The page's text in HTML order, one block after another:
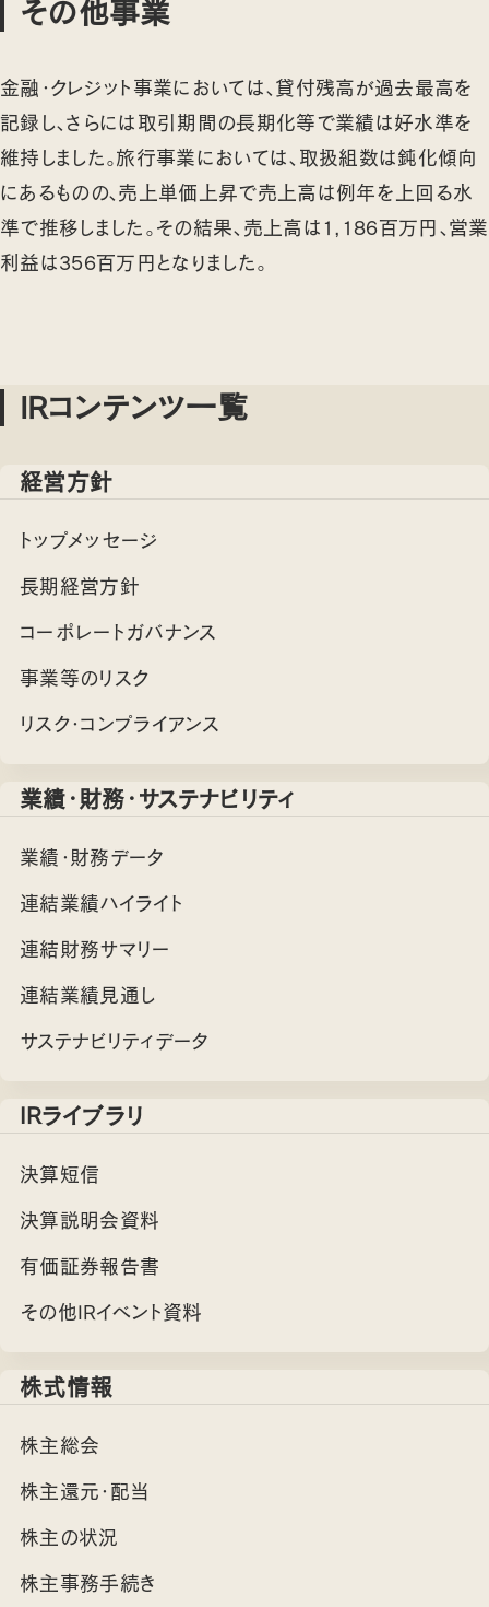
その他事業
金融・クレジット事業においては、貸付残高が過去最高を
記録し、さらには取引期間の長期化等で業績は好水準を
維持しました。旅行事業においては、取扱組数は鈍化傾向
にあるものの、売上単価上昇で売上高は例年を上回る水
準で推移しました。その結果、売上高は1,186百万円、営業
利益は356百万円となりました。
IRコンテンツ一覧
経営方針
トップメッセージ
長期経営方針
コーポレートガバナンス
事業等のリスク
リスク・コンプライアンス
業績・財務・サステナビリティ
業績・財務データ
連結業績ハイライト
連結財務サマリー
連結業績見通し
サステナビリティデータ
IRライブラリ
決算短信
決算説明会資料
有価証券報告書
その他IRイベント資料
株式情報
株主総会
株主還元・配当
株主の状況
株主事務手続き